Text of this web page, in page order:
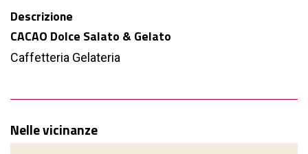
Descrizione
CACAO Dolce Salato & Gelato
Caffetteria Gelateria
Nelle vicinanze